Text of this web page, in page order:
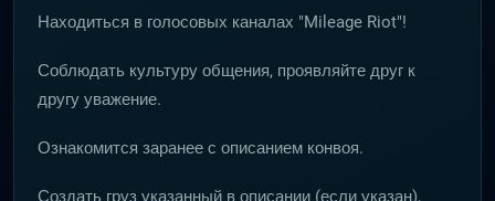
Находиться в голосовых каналах "Mileage Riot"!
Соблюдать культуру общения, проявляйте друг к
другу уважение.
Ознакомится заранее с описанием конвоя.
Создать груз указанный в описании (если указан),